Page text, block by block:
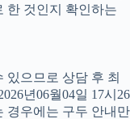
한 것인지 확인하는
있으므로 상담 후 최
년06월04일 17시26
경우에는 구두 안내만